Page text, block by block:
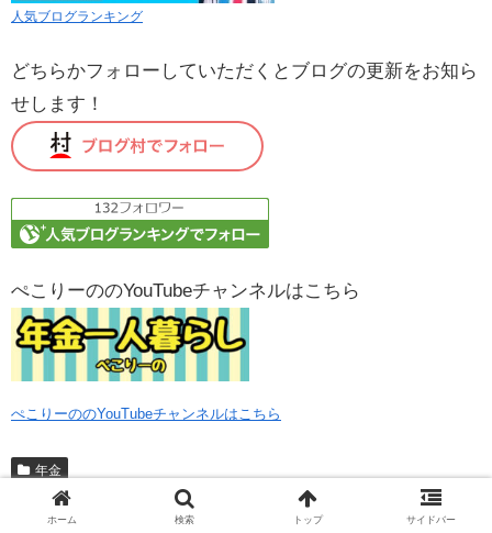
人気ブログランキング
どちらかフォローしていただくとブログの更新をお知ら
せします！
ぺこりーののYouTubeチャンネルはこちら
ぺこりーののYouTubeチャンネルはこちら
年金
ホーム 検索 トップ サイドバー